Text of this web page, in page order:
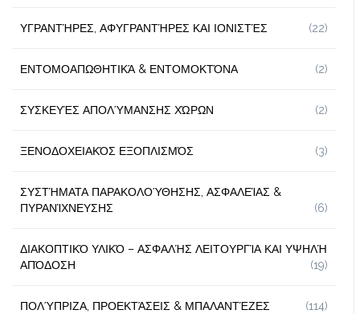
ΥΓΡΑΝΤΉΡΕΣ, ΑΦΥΓΡΑΝΤΉΡΕΣ ΚΑΙ ΙΟΝΙΣΤΈΣ (22)
ΕΝΤΟΜΟΑΠΩΘΗΤΙΚΆ & ΕΝΤΟΜΟΚΤΌΝΑ (2)
ΣΥΣΚΕΥΈΣ ΑΠΟΛΎΜΑΝΣΗΣ ΧΏΡΩΝ (2)
ΞΕΝΟΔΟΧΕΙΑΚΌΣ ΕΞΟΠΛΙΣΜΌΣ (3)
ΣΥΣΤΉΜΑΤΑ ΠΑΡΑΚΟΛΟΎΘΗΣΗΣ, ΑΣΦΑΛΕΊΑΣ &
ΠΥΡΑΝΊΧΝΕΥΣΗΣ
(6)
ΔΙΑΚΟΠΤΙΚΌ ΥΛΙΚΌ – ΑΣΦΑΛΉΣ ΛΕΙΤΟΥΡΓΊΑ ΚΑΙ ΥΨΗΛΉ
ΑΠΌΔΟΣΗ
(19)
ΠΟΛΎΠΡΙΖΑ, ΠΡΟΕΚΤΆΣΕΙΣ & ΜΠΑΛΑΝΤΈΖΕΣ (114)